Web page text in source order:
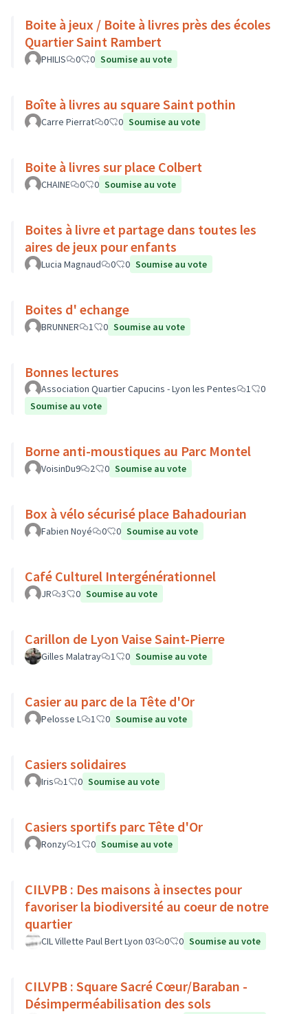
Boite à jeux / Boite à livres près des écoles
Quartier Saint Rambert
PHILIS 0 0 Soumise au vote
Boîte à livres au square Saint pothin
Carre Pierrat 0 0 Soumise au vote
Boite à livres sur place Colbert
CHAINE 0 0 Soumise au vote
Boites à livre et partage dans toutes les
aires de jeux pour enfants
Lucia Magnaud 0 0 Soumise au vote
Boites d' echange
BRUNNER 1 0 Soumise au vote
Bonnes lectures
Association Quartier Capucins - Lyon les Pentes 1
0
Soumise au vote
Borne anti-moustiques au Parc Montel
VoisinDu9 2 0 Soumise au vote
Box à vélo sécurisé place Bahadourian
Fabien Noyé 0 0 Soumise au vote
Café Culturel Intergénérationnel
JR 3 0 Soumise au vote
Carillon de Lyon Vaise Saint-Pierre
Gilles Malatray 1 0 Soumise au vote
Casier au parc de la Tête d'Or
Pelosse L 1 0 Soumise au vote
Casiers solidaires
Iris 1 0 Soumise au vote
Casiers sportifs parc Tête d'Or
Ronzy 1 0 Soumise au vote
CILVPB : Des maisons à insectes pour
favoriser la biodiversité au coeur de notre
quartier
CIL Villette Paul Bert Lyon 03 0 0 Soumise au vote
CILVPB : Square Sacré Cœur/Baraban -
Désimperméabilisation des sols